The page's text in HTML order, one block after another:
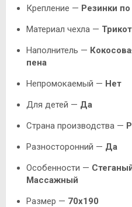
Крепление — Резинки по
Материал чехла —
Наполнитель —
пена
Непромокаемый — Нет
Для детей — Да
Страна производства —
Разносторонний — Да
Особенности —
Массажный
Размер — 70х190